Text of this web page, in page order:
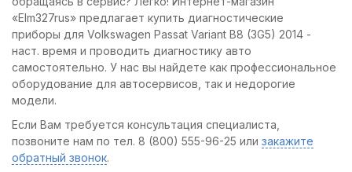
«Elm327rus» предлагает купить диагностические
приборы для Volkswagen Passat Variant B8 (3G5) 2014 -
наст. время и проводить диагностику авто
самостоятельно. У нас вы найдете как профессиональное
оборудование для автосервисов, так и недорогие
модели.
Если Вам требуется консультация специалиста,
позвоните нам по тел. 8 (800) 555-96-25 или закажите
обратный звонок.